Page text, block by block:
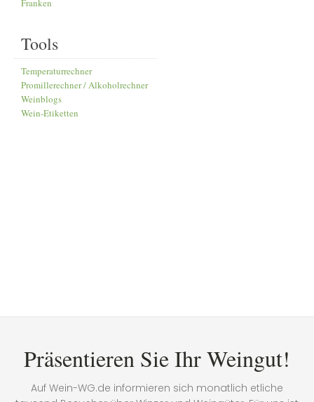
Franken
Tools
Temperaturrechner
Promillerechner / Alkoholrechner
Weinblogs
Wein-Etiketten
Präsentieren Sie Ihr Weingut!
Auf Wein-WG.de informieren sich monatlich etliche